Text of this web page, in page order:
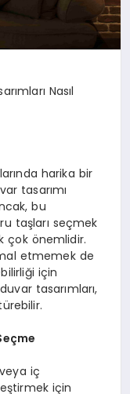
Nasıl
harika bir
tasarımı
bu
taşları seçmek
çok önemlidir.
etmemek de
için
tasarımları,
iç
için